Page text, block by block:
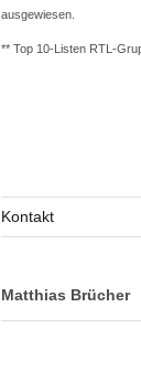
ausgewiesen.
** Top 10-Listen RTL-
Kontakt
Matthias Brücher